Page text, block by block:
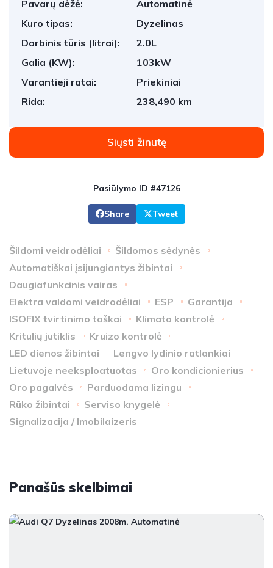
Pavarų dėžė:
Automatinė
Kuro tipas:
Dyzelinas
Darbinis tūris (litrai):
2.0L
Galia (KW):
103kW
Varantieji ratai:
Priekiniai
Rida:
238,490 km
Siųsti žinutę
Pasiūlymo ID #47126
Share Tweet
Šildomi veidrodėliai
Šildomos sėdynės
Automatiškai įsijungiantys žibintai
Daugiafunkcinis vairas
Elektra valdomi veidrodėliai
ESP
Garantija
ISOFIX tvirtinimo taškai
Klimato kontrolė
Kritulių jutiklis
Kruizo kontrolė
LED dienos žibintai
Lengvo lydinio ratlankiai
Lietuvoje neeksploatuotas
Oro kondicionierius
Oro pagalvės
Parduodama lizingu
Rūko žibintai
Serviso knygelė
Signalizacija / Imobilaizeris
Panašūs skelbimai